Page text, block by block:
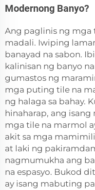
Modernong Banyo?
Ang paglinis ng mga
madali. Iwiping
banayad na sabon.
kalinisan ng banyo
gumastos ng
mga puting tile na
ng halaga sa bahay.
hinaharap, ang
mga tile na marmol
akit sa mga
at laki ng
nagmumukha ang
na espasyo. Bukod
ay isang mabuting